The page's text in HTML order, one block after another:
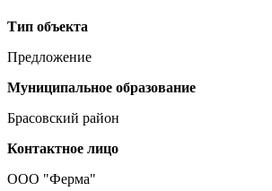
Тип объекта
Предложение
Муниципальное образование
Брасовский район
Контактное лицо
ООО "Ферма"